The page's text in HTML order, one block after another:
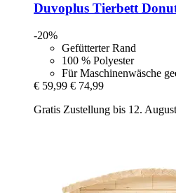
Duvoplus Tierbett
-20%
Gefütterter Rand
100 % Polyester
Für Maschinenwäsche
€ 59,99 € 74,99
Gratis Zustellung bis 12. August